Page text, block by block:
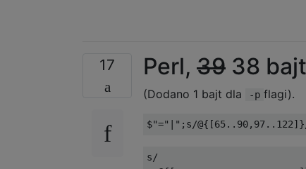
17 Perl, 39 38
(Dodano 1 bajt dla -p flagi).
$"=" ";s/
s/